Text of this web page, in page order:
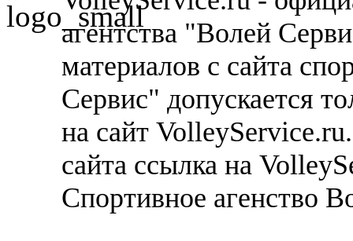
агентства "Волей
материалов с сайта
Сервис" допускается
на сайт
сайта ссылка на
Спортивное агенство